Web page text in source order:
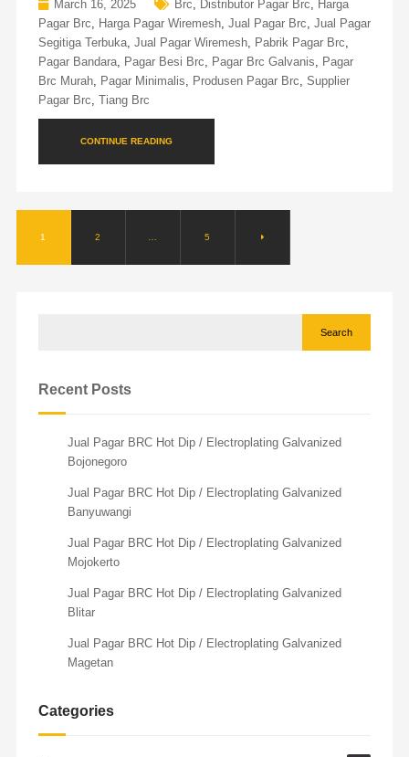
March 16, 2025 Brc Distributor Pagar Brc
Harga
Pagar Brc
Harga Pagar Wiremesh, Jual Pagar Brc Jual Pagar
Segitiga Terbuka, Jual Pagar Wiremesh, Pabrik Pagar Brc
Pagar Bandara, Pagar Besi Brc Pagar Brc Galvanis
Pagar
Brc Murah, Pagar Minimalis Produsen Pagar Brc Supplier
Pagar Brc Tiang Brc
CONTINUE READING
1 2 5
Search
Recent Posts
Jual Pagar BRC Hot Dip / Electroplating Galvanized
Bojonegoro
Jual Pagar BRC Hot Dip / Electroplating Galvanized
Banyuwangi
Jual Pagar BRC Hot Dip / Electroplating Galvanized
Mojokerto
Jual Pagar BRC Hot Dip / Electroplating Galvanized
Blitar
Jual Pagar BRC Hot Dip / Electroplating Galvanized
Magetan
Categories